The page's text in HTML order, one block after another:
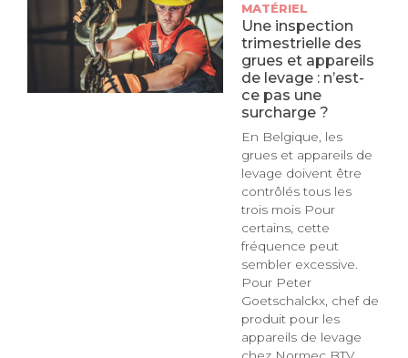
MATÉRIEL
Une inspection
trimestrielle des
grues et appareils
de levage : n’est-
ce pas une
surcharge ?
En Belgique, les
grues et appareils de
levage doivent être
contrôlés tous les
trois mois Pour
certains, cette
fréquence peut
sembler excessive.
Pour Peter
Goetschalckx, chef de
produit pour les
appareils de levage